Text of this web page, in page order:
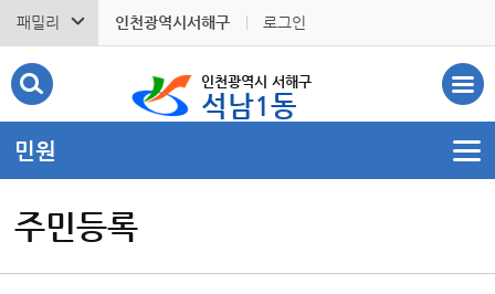
패밀리 인천광역시서해구 로그인
인천광역시 서해구
석남1동
민원
주민등록